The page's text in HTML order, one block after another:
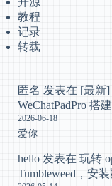
教程
记录
转载
匿名 发表在 [最新]
WeChatPadPro 搭
2026-06-18
爱你
hello 发表在玩转
Tumbleweed，安